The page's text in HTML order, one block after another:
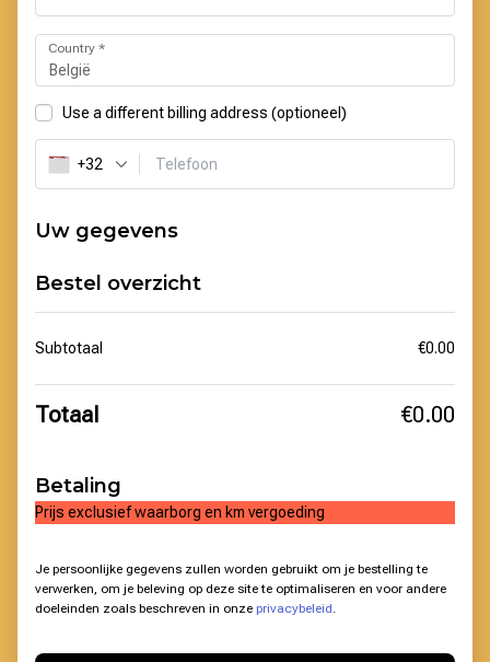
Country *
België
Use a different billing address (optioneel)
+32
Uw gegevens
Bestel overzicht
Subtotaal €0.00
Totaal €0.00
Betaling
Prijs exclusief waarborg en km vergoeding
Je persoonlijke gegevens zullen worden gebruikt om je bestelling te
verwerken, om je beleving op deze site te optimaliseren en voor andere
doeleinden zoals beschreven in onze privacybeleid.